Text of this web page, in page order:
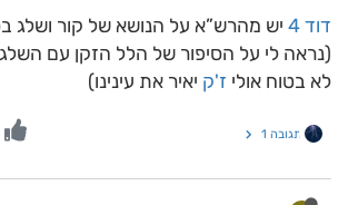
דוד 4
יש מהרש”א על הנושא של קור ושלג
(נראה לי על הסיפור של הלל הזקן עם
לא בטוח אולי ז'ק יאיר את עינינו)
תגובה 1